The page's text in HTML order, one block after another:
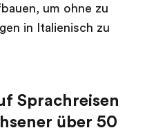
um ohne zu
in Italienisch zu
Sprachreisen
über 50